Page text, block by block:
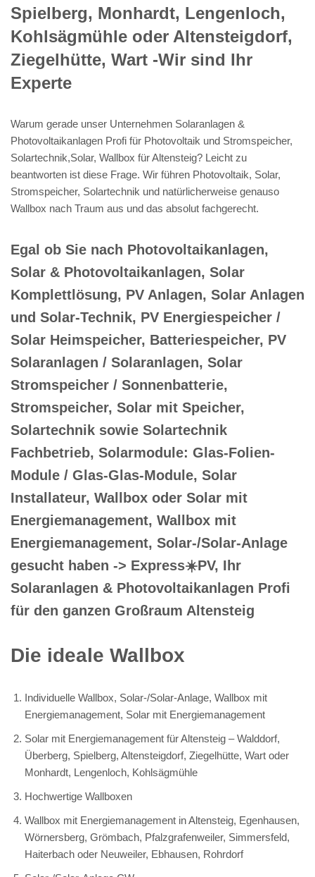
Spielberg, Monhardt, Lengenloch,
Kohlsägmühle oder Altensteigdorf,
Ziegelhütte, Wart -Wir sind Ihr
Experte
Warum gerade unser Unternehmen Solaranlagen &
Photovoltaikanlagen Profi für Photovoltaik und Stromspeicher,
Solartechnik,Solar, Wallbox für Altensteig? Leicht zu
beantworten ist diese Frage. Wir führen Photovoltaik, Solar,
Stromspeicher, Solartechnik und natürlicherweise genauso
Wallbox nach Traum aus und das absolut fachgerecht.
Egal ob Sie nach Photovoltaikanlagen,
Solar & Photovoltaikanlagen, Solar
Komplettlösung, PV Anlagen, Solar Anlagen
und Solar-Technik, PV Energiespeicher /
Solar Heimspeicher, Batteriespeicher, PV
Solaranlagen / Solaranlagen, Solar
Stromspeicher / Sonnenbatterie,
Stromspeicher, Solar mit Speicher,
Solartechnik sowie Solartechnik
Fachbetrieb, Solarmodule: Glas-Folien-
Module / Glas-Glas-Module, Solar
Installateur, Wallbox oder Solar mit
Energiemanagement, Wallbox mit
Energiemanagement, Solar-/Solar-Anlage
gesucht haben -> Express☀️PV️, Ihr
Solaranlagen & Photovoltaikanlagen Profi
für den ganzen Großraum Altensteig
Die ideale Wallbox
Individuelle Wallbox, Solar-/Solar-Anlage, Wallbox mit
Energiemanagement, Solar mit Energiemanagement
Solar mit Energiemanagement für Altensteig – Walddorf,
Überberg, Spielberg, Altensteigdorf, Ziegelhütte, Wart oder
Monhardt, Lengenloch, Kohlsägmühle
Hochwertige Wallboxen
Wallbox mit Energiemanagement in Altensteig, Egenhausen,
Wörnersberg, Grömbach, Pfalzgrafenweiler, Simmersfeld,
Haiterbach oder Neuweiler, Ebhausen, Rohrdorf